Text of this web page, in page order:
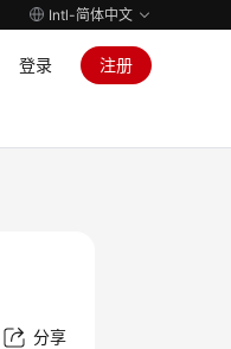
Intl-简体中文
登录 注册
分享